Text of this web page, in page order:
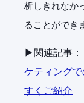
析しきれなか
ることができ
▶関連記事：
ケティング
すくご紹介